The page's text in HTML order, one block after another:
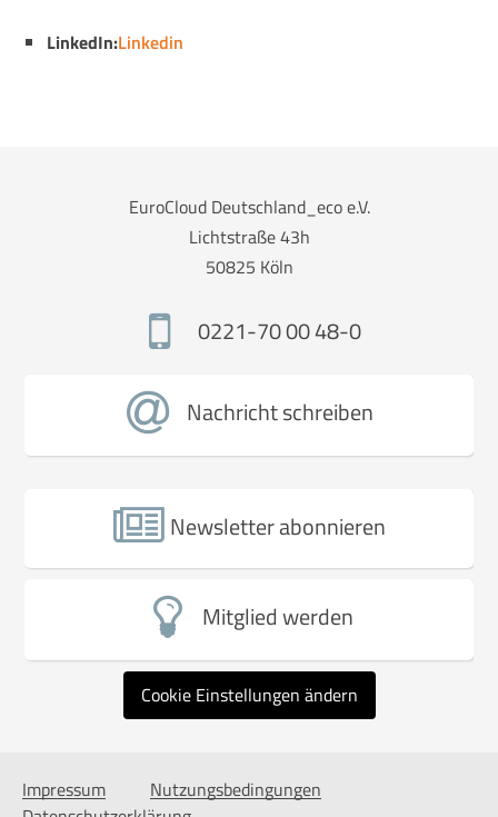
LinkedIn:Linkedin
EuroCloud Deutschland_eco e.V.
Lichtstraße 43h
50825 Köln
0221-70 00 48-0
Nachricht schreiben
Newsletter abonnieren
Mitglied werden
Cookie Einstellungen ändern
Impressum
Nutzungsbedingungen